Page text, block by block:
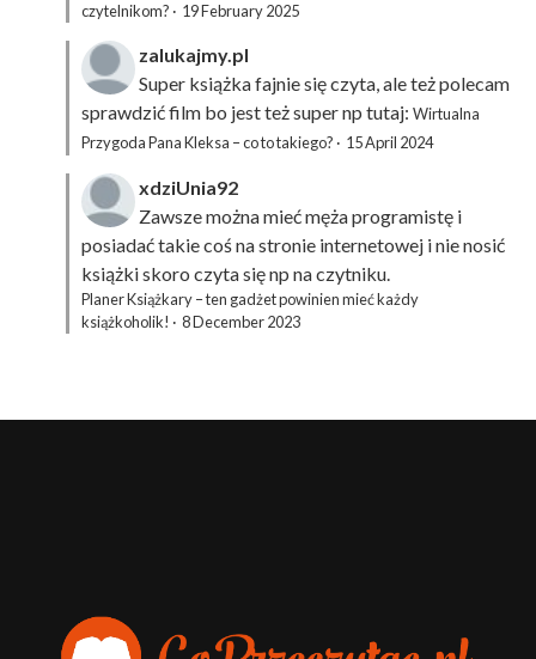
czytelnikom? · 19 February 2025
zalukajmy.pl
Super książka fajnie się czyta, ale też polecam
sprawdzić film bo jest też super np tutaj: Wirtualna
Przygoda Pana Kleksa – co to takiego? · 15 April 2024
xdziUnia92
Zawsze można mieć męża programistę i
posiadać takie coś na stronie internetowej i nie nosić
książki skoro czyta się np na czytniku.
Planer Książkary – ten gadżet powinien mieć każdy
książkoholik! · 8 December 2023